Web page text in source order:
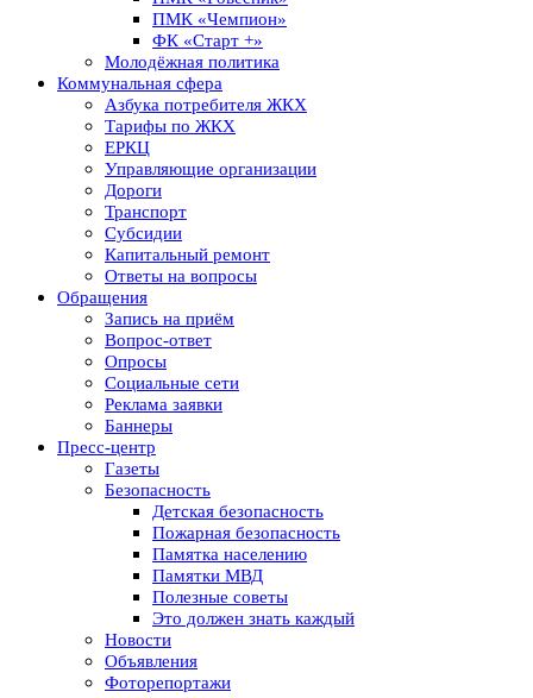
ПМК «Чемпион»
ФК «Старт +»
Молодёжная политика
Коммунальная сфера
Азбука потребителя ЖКХ
Тарифы по ЖКХ
ЕРКЦ
Управляющие организации
Дороги
Транспорт
Субсидии
Капитальный ремонт
Ответы на вопросы
Обращения
Запись на приём
Вопрос-ответ
Опросы
Социальные сети
Реклама заявки
Баннеры
Пресс-центр
Газеты
Безопасность
Детская безопасность
Пожарная безопасность
Памятка населению
Памятки МВД
Полезные советы
Это должен знать каждый
Новости
Объявления
Фоторепортажи